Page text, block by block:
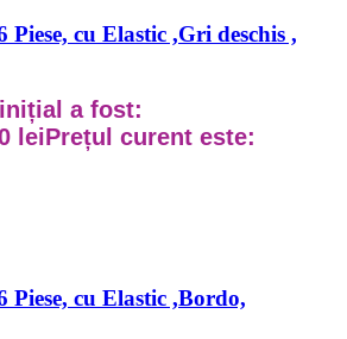
Piese, cu Elastic ,Gri deschis ,
a fost:
leiPrețul curent este:
Piese, cu Elastic ,Bordo,